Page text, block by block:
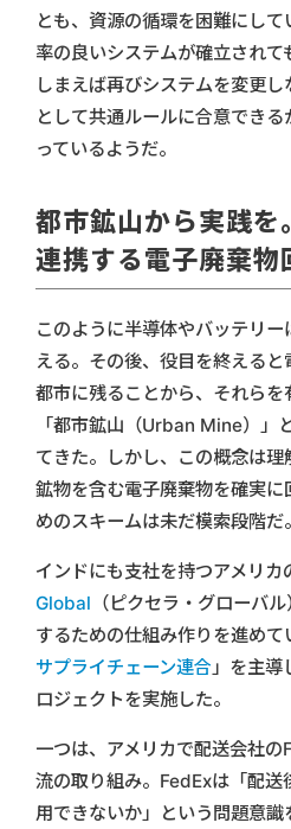
とも、資源の循環を困難にし
率の良いシステムが確立され
しまえば再びシステムを変更
として共通ルールに合意でき
っているようだ。
都市鉱山から実践を
連携する電子廃棄物
このように半導体やバッテリ
える。その後、役目を終える
都市に残ることから、それらを
「都市鉱山（Urban Mine）」
てきた。しかし、この概念は
鉱物を含む電子廃棄物を確実
めのスキームは未だ模索段階だ。
インドにも支社を持つアメリカ
Global （ピクセラ・グローバ
するための仕組み作りを進め
サプライチェーン連合」を主導
ロジェクトを実施した。
一つは、アメリカで配送会社
流の取り組み。FedExは「配送
用できないか」という問題意